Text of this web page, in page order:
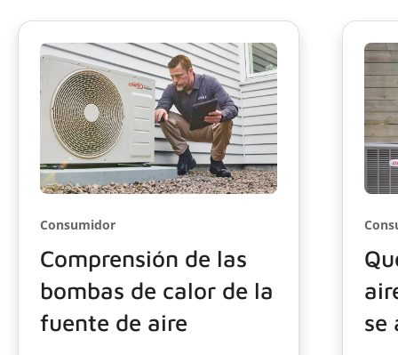
Consumidor
Comprensión de las
bombas de calor de la
fuente de aire
se